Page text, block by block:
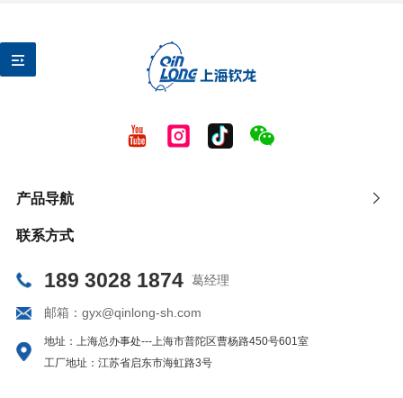
产品导航
联系方式
189 3028 1874 葛经理
邮箱：gyx@qinlong-sh.com
地址：上海总办事处---上海市普陀区曹杨路450号601室
工厂地址：江苏省启东市海虹路3号